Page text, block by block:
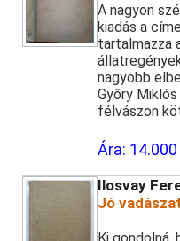
A nagyon
kiadás a
tartalmazza
nagyobb
Győry
félvászon
Ára: 14.000
Ilosvay
Jó
Ki gondolná,